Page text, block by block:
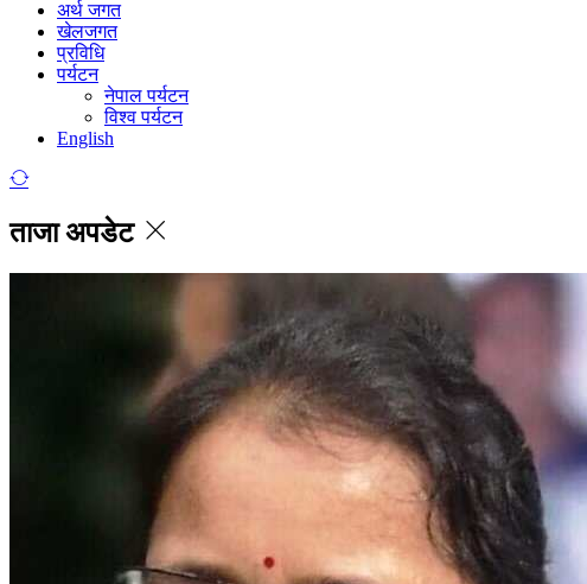
अर्थ जगत
खेलजगत
प्रविधि
पर्यटन
नेपाल पर्यटन
विश्व पर्यटन
English
ताजा अपडेट